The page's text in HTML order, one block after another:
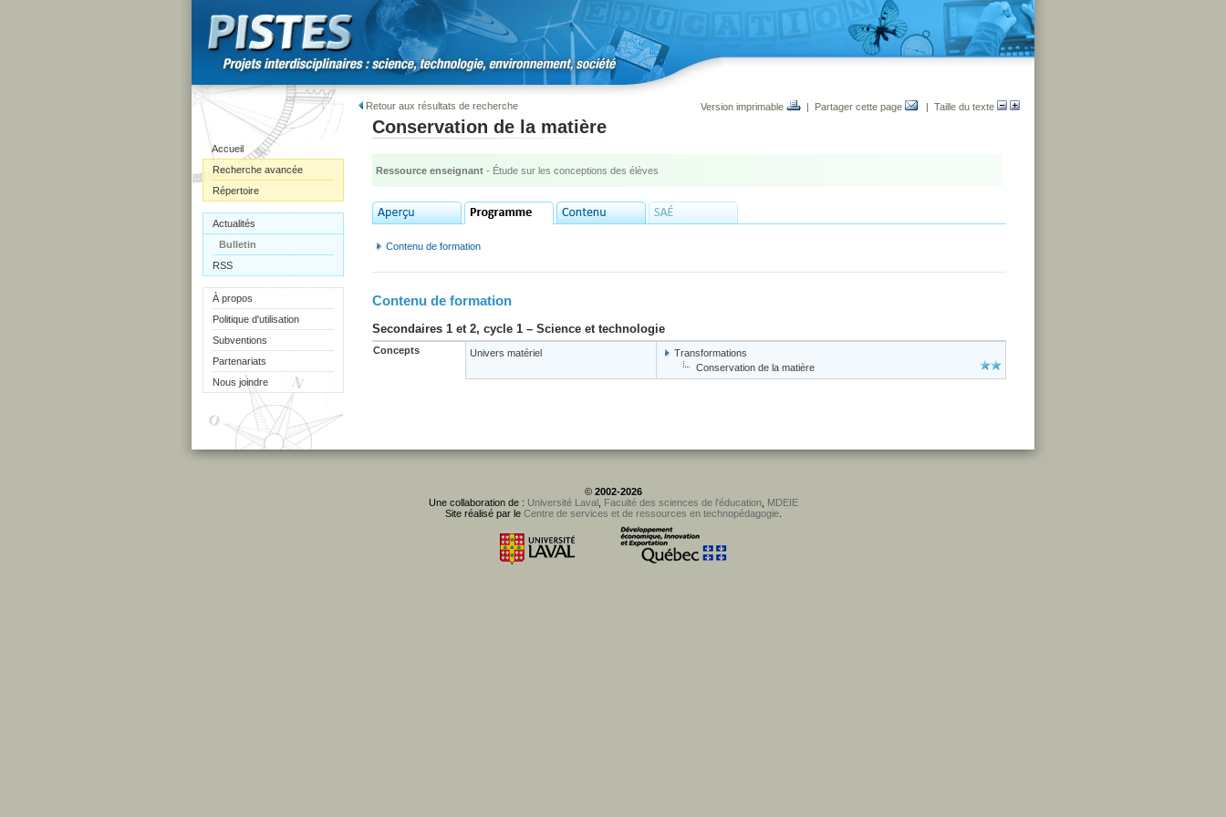
Accueil
Recherche avancée
Répertoire
Actualités
Bulletin
RSS
À propos
Politique d'utilisation
Subventions
Partenariats
Nous joindre
Retour aux résultats de recherche Version imprimable | Partager cette page | Taille du texte
Conservation de la matière
Ressource enseignant - Étude sur les conceptions des élèves
Contenu de formation
Contenu de formation
Secondaires 1 et 2, cycle 1 – Science et technologie
Concepts Univers matériel
Transformations
Conservation de la matière
© 2002-2026
Une collaboration de : Université Laval, Faculté des sciences de l'éducation, MDEIE
Site réalisé par le Centre de services et de ressources en technopédagogie.